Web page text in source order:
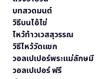
บทสวดมนต์
วิธีบนไอ้ไข่
ไหว้ท้าวเวสสุวรรณ
วิธีไหว้วัดแขก
วอลเปเปอร์พระแม่ลักษมี
วอลเปเปอร์ ฟรี